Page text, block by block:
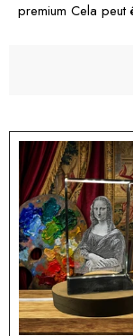
premium Cela peut